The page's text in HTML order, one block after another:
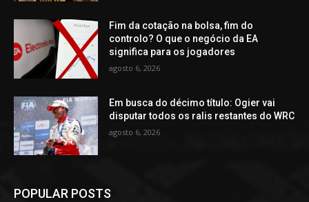
Fim da cotação na bolsa, fim do
controlo? O que o negócio da EA
significa para os jogadores
agosto 6, 2026
Em busca do décimo título: Ogier vai
disputar todos os ralis restantes do WRC
agosto 6, 2026
POPULAR POSTS